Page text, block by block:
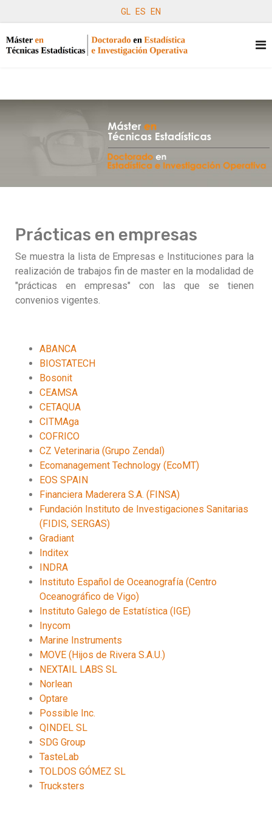
GL ES EN
Prácticas en empresas
Se muestra la lista de Empresas e Instituciones para la
realización de trabajos fin de master en la modalidad de
"prácticas en empresas" con las que se tienen
convenios vigentes.
ABANCA
BIOSTATECH
Bosonit
CEAMSA
CETAQUA
CITMAga
COFRICO
CZ Veterinaria (Grupo Zendal)
Ecomanagement Technology (EcoMT)
EOS SPAIN
Financiera Maderera S.A. (FINSA)
Fundación Instituto de Investigaciones Sanitarias
(FIDIS, SERGAS)
Gradiant
Inditex
INDRA
Instituto Español de Oceanografía (Centro
Oceanográfico de Vigo)
Instituto Galego de Estatística (IGE)
Inycom
Marine Instruments
MOVE (Hijos de Rivera S.A.U.)
NEXTAIL LABS SL
Norlean
Optare
Possible Inc.
QINDEL SL
SDG Group
TasteLab
TOLDOS GÓMEZ SL
Trucksters